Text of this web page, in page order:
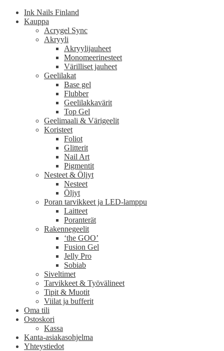
Ink Nails Finland
Kauppa
Acrygel Sync
Akryyli
Akryylijauheet
Monomeerinesteet
Värilliset jauheet
Geelilakat
Base gel
Flubber
Geelilakkavärit
Top Gel
Geelimaali & Värigeelit
Koristeet
Foliot
Glitterit
Nail Art
Pigmentit
Nesteet & Öljyt
Nesteet
Öljyt
Poran tarvikkeet ja LED-lamppu
Laitteet
Poranterät
Rakennegeelit
‘the GOO’
Fusion Gel
Jelly Pro
Sobiab
Siveltimet
Tarvikkeet & Työvälineet
Tipit & Muotit
Viilat ja bufferit
Oma tili
Ostoskori
Kassa
Kanta-asiakasohjelma
Yhteystiedot